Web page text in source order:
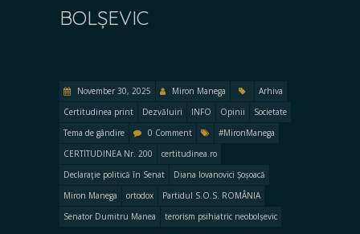
BOLȘEVIC
November 30, 2025 Miron Manega
Arhiva
Certitudinea print
Dezvăluiri INFO Opinii
Societate
Tema de gândire
0 Comment
#MironManega
CERTITUDINEA Nr. 200
certitudinea.ro
Declaraţie politică în Senat
Diana Iovanovici Șoșoacă
Miron Manega
ortodox
Partidul S.O.S. ROMÂNIA
Senator Dumitru Manea
terorism psihiatric neobolșevic